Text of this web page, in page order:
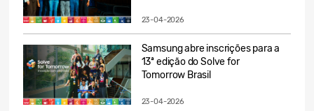
23-04-2026
Samsung abre inscrições para a
13ª edição do Solve for
Tomorrow Brasil
23-04-2026